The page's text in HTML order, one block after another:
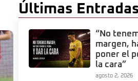
Últimas
“No
margen,
poner el
la cara”
agosto 2, 2026